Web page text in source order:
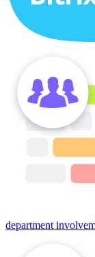
department